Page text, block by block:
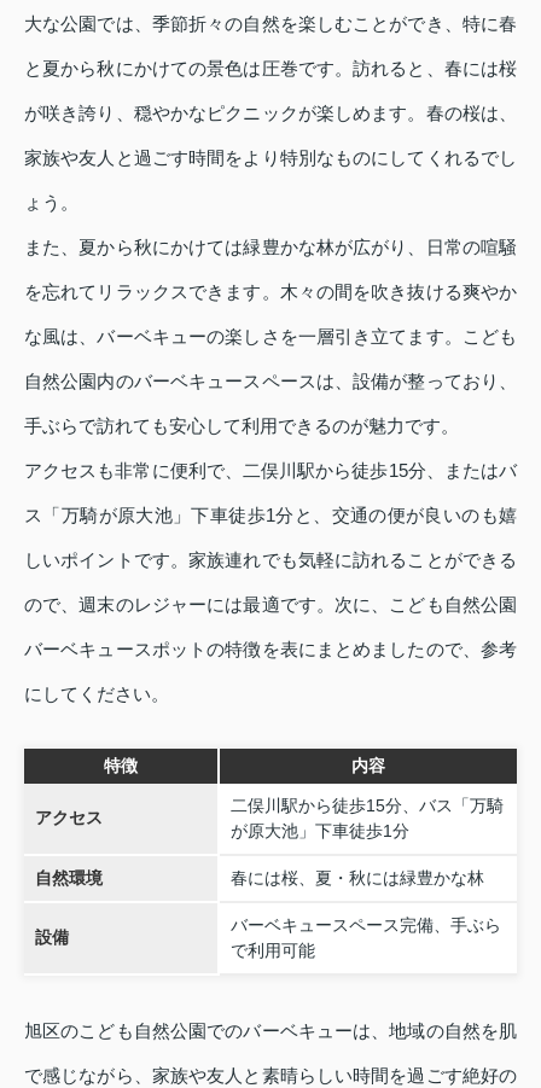
大な公園では、季節折々の自然を楽しむことができ、特に春
と夏から秋にかけての景色は圧巻です。訪れると、春には桜
が咲き誇り、穏やかなピクニックが楽しめます。春の桜は、
家族や友人と過ごす時間をより特別なものにしてくれるでし
ょう。
また、夏から秋にかけては緑豊かな林が広がり、日常の喧騒
を忘れてリラックスできます。木々の間を吹き抜ける爽やか
な風は、バーベキューの楽しさを一層引き立てます。こども
自然公園内のバーベキュースペースは、設備が整っており、
手ぶらで訪れても安心して利用できるのが魅力です。
アクセスも非常に便利で、二俣川駅から徒歩15分、またはバ
ス「万騎が原大池」下車徒歩1分と、交通の便が良いのも嬉
しいポイントです。家族連れでも気軽に訪れることができる
ので、週末のレジャーには最適です。次に、こども自然公園
バーベキュースポットの特徴を表にまとめましたので、参考
にしてください。
特徴 内容
アクセス
二俣川駅から徒歩15分、バス「万騎
が原大池」下車徒歩1分
自然環境 春には桜、夏・秋には緑豊かな林
設備
バーベキュースペース完備、手ぶら
で利用可能
旭区のこども自然公園でのバーベキューは、地域の自然を肌
で感じながら、家族や友人と素晴らしい時間を過ごす絶好の